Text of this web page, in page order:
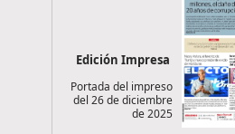
Edición Impresa
Portada del impreso
del 26 de diciembre
de 2025